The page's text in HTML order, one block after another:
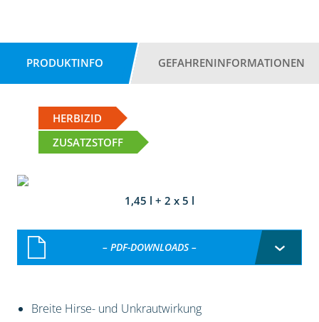
PRODUKTINFO GEFAHRENINFORMATIONEN
HERBIZID
ZUSATZSTOFF
1,45 l + 2 x 5 l
– PDF-DOWNLOADS –
Breite Hirse- und Unkrautwirkung